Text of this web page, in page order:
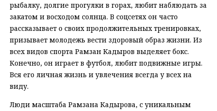
рыбалку, долгие прогулки в горах, любит наблюдать за
закатом и восходом солнца. В соцсетях он часто
рассказывает о своих продолжительных тренировках,
призывает молодежь вести здоровый образ жизни. Из
всех видов спорта Рамзан Кадыров выделяет бокс.
Конечно, он играет в футбол, любит подвижные игры.
Вся его личная жизнь и увлечения всегда у всех на
виду.
Люди масштаба Рамзана Кадырова, с уникальным